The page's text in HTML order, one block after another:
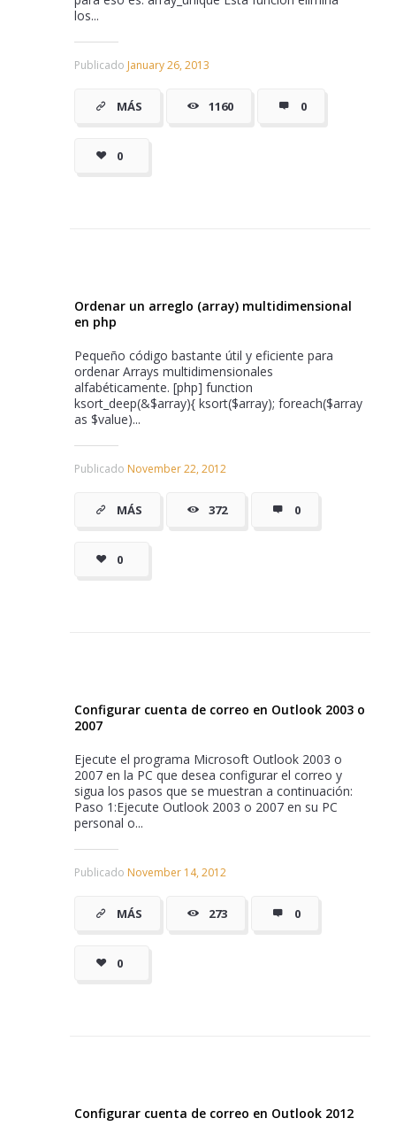
los...
Publicado January 26, 2013
MÁS 1160 0
0
Ordenar un arreglo (array) multidimensional
en php
Pequeño código bastante útil y eficiente para
ordenar Arrays multidimensionales
alfabéticamente. [php] function
ksort_deep(&$array){ ksort($array); foreach($array
as $value)...
Publicado November 22, 2012
MÁS 372 0
0
Configurar cuenta de correo en Outlook 2003 o
2007
Ejecute el programa Microsoft Outlook 2003 o
2007 en la PC que desea configurar el correo y
sigua los pasos que se muestran a continuación:
Paso 1:Ejecute Outlook 2003 o 2007 en su PC
personal o...
Publicado November 14, 2012
MÁS 273 0
0
Configurar cuenta de correo en Outlook 2012